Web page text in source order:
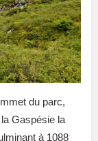
du parc,
Gaspésie la
à 1088